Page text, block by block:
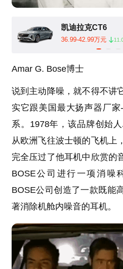
凯迪拉克CT6
36.99-42.99万元
Amar G. Bose博士
说到主动降噪，就不得不讲
实它跟美国最大扬声器厂
系。1978年，该品牌创始
从欧洲飞往波士顿的飞机上
完全压过了他耳机中欣赏的
BOSE公司进行一项消噪
BOSE公司创造了一款既能
著消除机舱内噪音的耳机。